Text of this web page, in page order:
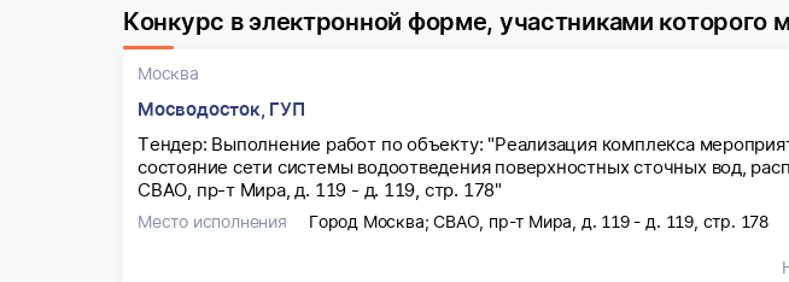
Конкурс в электронной форме, участниками которого могут быть
Москва
Мосводосток, ГУП
Тендер: Выполнение работ по объекту: "Реализация комплекса
состояние сети системы водоотведения поверхностных сточных вод,
СВАО, пр-т Мира, д. 119 - д. 119, стр. 178"
Место исполнения Город Москва; СВАО, пр-т Мира, д. 119 - д. 119, стр. 178